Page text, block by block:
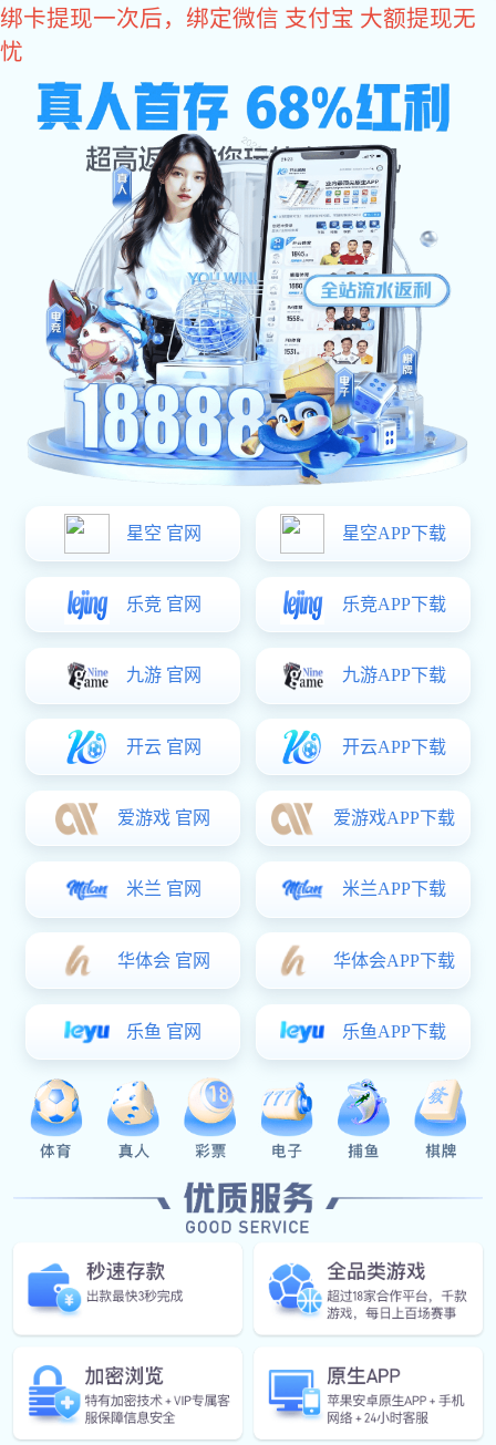
新航娱乐
进口风批 气动扳手 砂纸机 打磨工具
400-830-1980
BOOXT应用案例 合作伙伴
风能发电 合金铸件 合金铸件
汽车钣金 汽车后桥 汽车前后